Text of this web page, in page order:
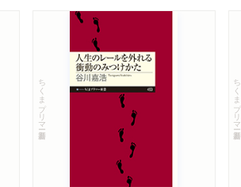
ちくまプリマー新書 ちくまプリマー新書